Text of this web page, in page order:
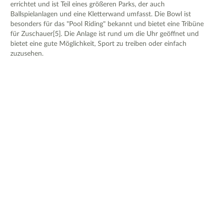
errichtet und ist Teil eines größeren Parks, der auch
Ballspielanlagen und eine Kletterwand umfasst. Die Bowl ist
besonders für das "Pool Riding" bekannt und bietet eine Tribüne
für Zuschauer[5]. Die Anlage ist rund um die Uhr geöffnet und
bietet eine gute Möglichkeit, Sport zu treiben oder einfach
zuzusehen.